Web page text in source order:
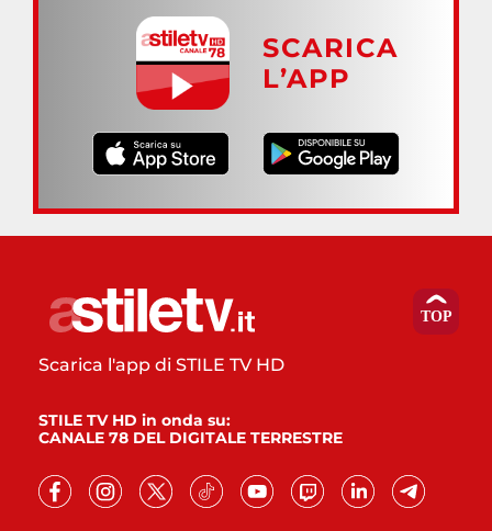
SCARICA
L’APP
Scarica l'app di STILE TV HD
STILE TV HD in onda su:
CANALE 78 DEL DIGITALE TERRESTRE